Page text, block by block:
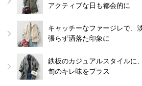
アクティブな日も都会的に
キャッチーなファージレで、
張らず洒落た印象に
鉄板のカジュアルスタイルに
旬のキレ味をプラス